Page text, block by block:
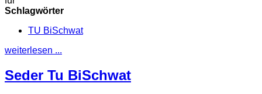
Schlagwörter
TU BiSchwat
weiterlesen ...
Seder Tu BiSchwat